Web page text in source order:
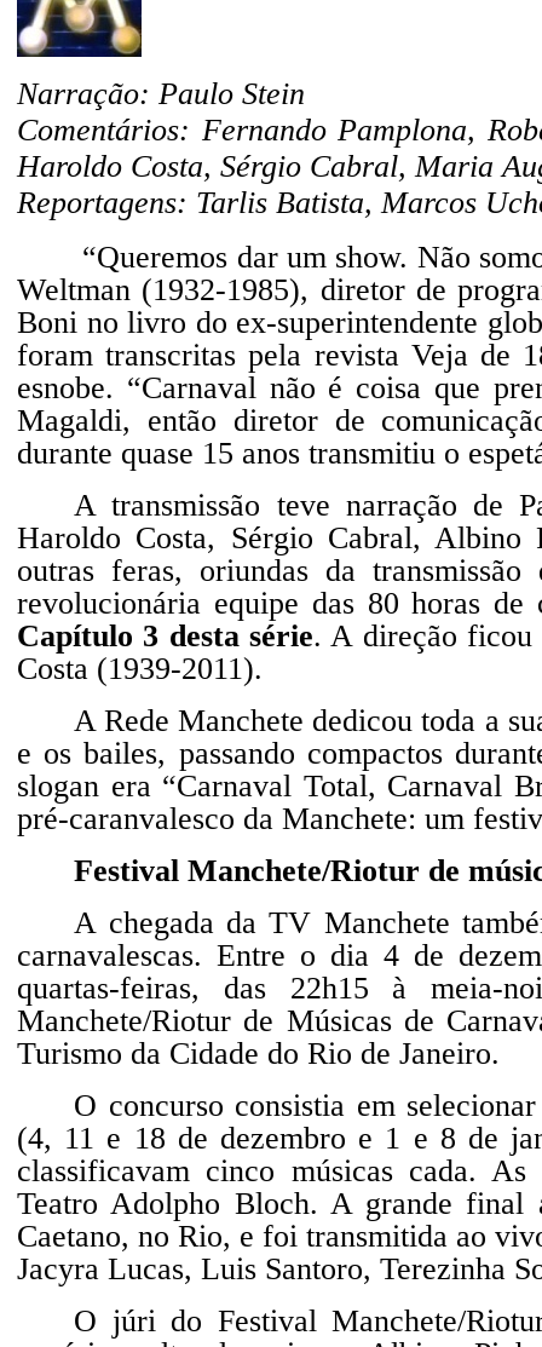
Narração: Paulo Stein
Comentários: Fernando Pamplona,
Haroldo Costa, Sérgio Cabral, Maria
Reportagens: Tarlis Batista, Marcos
“Queremos dar um show. Não
Weltman (1932-1985), diretor de
Boni no livro do ex-superintendente
foram transcritas pela revista Veja de
esnobe. “Carnaval não é coisa que
Magaldi, então diretor de
durante quase 15 anos transmitiu o
A transmissão teve narração de
Haroldo Costa, Sérgio Cabral, Albino
outras feras, oriundas da
revolucionária equipe das 80 horas
Capítulo 3 desta série. A direção ficou
Costa (1939-2011).
A Rede Manchete dedicou toda a
e os bailes, passando compactos
slogan era “Carnaval Total, Carnaval
pré-caranvalesco da Manchete: um
Festival Manchete/Riotur de
A chegada da TV Manchete
carnavalescas. Entre o dia 4 de
quartas-feiras, das 22h15 à
Manchete/Riotur de Músicas de
Turismo da Cidade do Rio de Janeiro.
O concurso consistia em
(4, 11 e 18 de dezembro e 1 e 8 de
classificavam cinco músicas cada. As
Teatro Adolpho Bloch. A grande final
Caetano, no Rio, e foi transmitida ao
Jacyra Lucas, Luis Santoro, Terezinha
O júri do Festival Manchete/